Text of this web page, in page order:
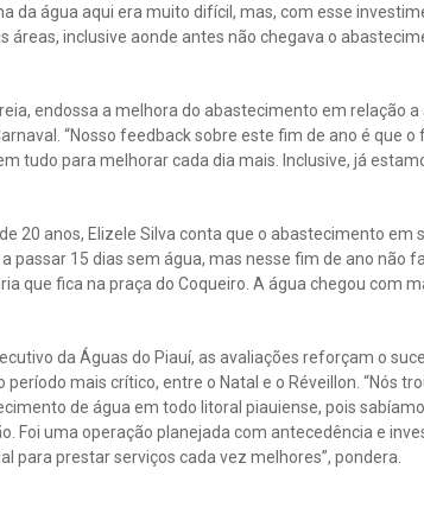
da água aqui era muito difícil, mas, com esse
áreas, inclusive aonde antes não chegava o
endossa a melhora do abastecimento em relação
“Nosso feedback sobre este fim de ano é que
tudo para melhorar cada dia mais. Inclusive, já
20 anos, Elizele Silva conta que o abastecimento em
passar 15 dias sem água, mas nesse fim de ano não
que fica na praça do Coqueiro. A água chegou com
da Águas do Piauí, as avaliações reforçam o
mais crítico, entre o Natal e o Réveillon. “Nós
de água em todo litoral piauiense, pois
Foi uma operação planejada com antecedência e
para prestar serviços cada vez melhores”, pondera.